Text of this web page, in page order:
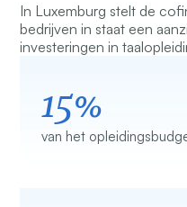
In Luxemburg stelt de
bedrijven in staat een
investeringen in
15%
van het